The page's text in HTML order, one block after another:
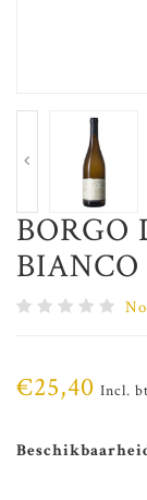
€25,40 Incl.